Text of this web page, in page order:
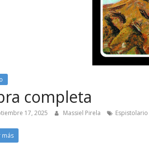
completa
17, 2025 Massiel Pirela Espistolario
más